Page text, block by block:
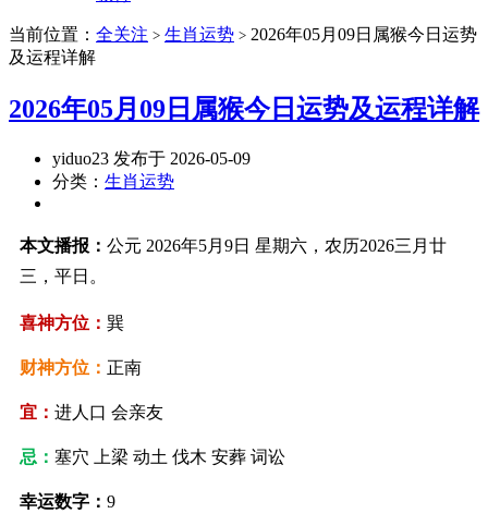
当前位置： 全关注 > 生肖运势 > 2026年05月09日属猴今日运势
及运程详解
2026年05月09日属猴今日运势及运程详解
yiduo23 发布于 2026-05-09
分类： 生肖运势
本文播报： 公元 2026年5月9日 星期六，农历2026三月廿
三，平日。
喜神方位： 巽
财神方位： 正南
宜： 进人口 会亲友
忌： 塞穴 上梁 动土 伐木 安葬 词讼
幸运数字： 9